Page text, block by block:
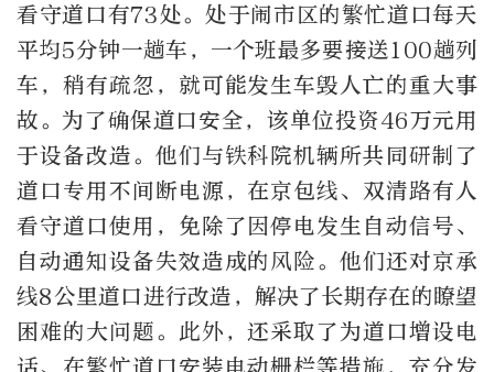
看守道口有73处。处于闹市区的繁忙道口每天
平均5分钟一趟车，一个班最多要接送100趟列
车，稍有疏忽，就可能发生车毁人亡的重大事
故。为了确保道口安全，该单位投资46万元用
于设备改造。他们与铁科院机辆所共同研制了
道口专用不间断电源，在京包线、双清路有人
看守道口使用，免除了因停电发生自动信号、
自动通知设备失效造成的风险。他们还对京承
线8公里道口进行改造，解决了长期存在的瞭望
困难的大问题。此外，还采取了为道口增设电
话、在繁忙道口安装电动栅栏等措施，充分发